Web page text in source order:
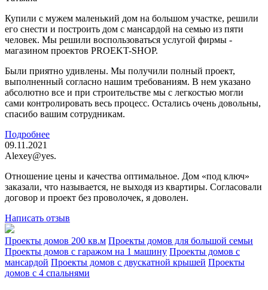
Купили с мужем маленький дом на большом участке, решили
его снести и построить дом с мансардой на семью из пяти
человек. Мы решили воспользоваться услугой фирмы -
магазином проектов PROEKT-SHOP.
Были приятно удивлены. Мы получили полный проект,
выполненный согласно нашим требованиям. В нем указано
абсолютно все и при строительстве мы с легкостью могли
сами контролировать весь процесс. Остались очень довольны,
спасибо вашим сотрудникам.
Подробнее
09.11.2021
Alexey@yes.
Отношение цены и качества оптимальное. Дом «под ключ»
заказали, что называется, не выходя из квартиры. Согласовали
договор и проект без проволочек, я доволен.
Написать отзыв
Проекты домов 200 кв.м Проекты домов для большой семьи
Проекты домов с гаражом на 1 машину Проекты домов с
мансардой Проекты домов с двускатной крышей Проекты
домов с 4 спальнями